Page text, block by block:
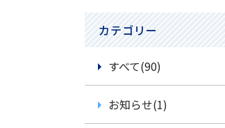
カテゴリー
すべて(90)
お知らせ(1)